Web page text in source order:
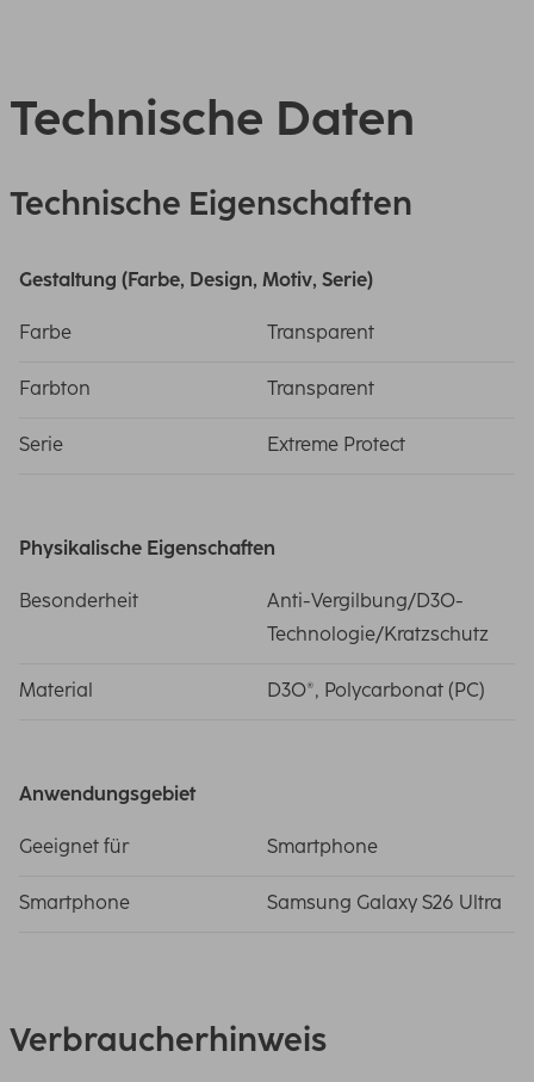
Technische Daten
Technische Eigenschaften
Gestaltung (Farbe, Design, Motiv, Serie)
Farbe Transparent
Farbton Transparent
Serie Extreme Protect
Physikalische Eigenschaften
Besonderheit
Anti-Vergilbung/D3O-
Technologie/Kratzschutz
Material D3O®, Polycarbonat (PC)
Anwendungsgebiet
Geeignet für Smartphone
Smartphone Samsung Galaxy S26 Ultra
Verbraucherhinweis